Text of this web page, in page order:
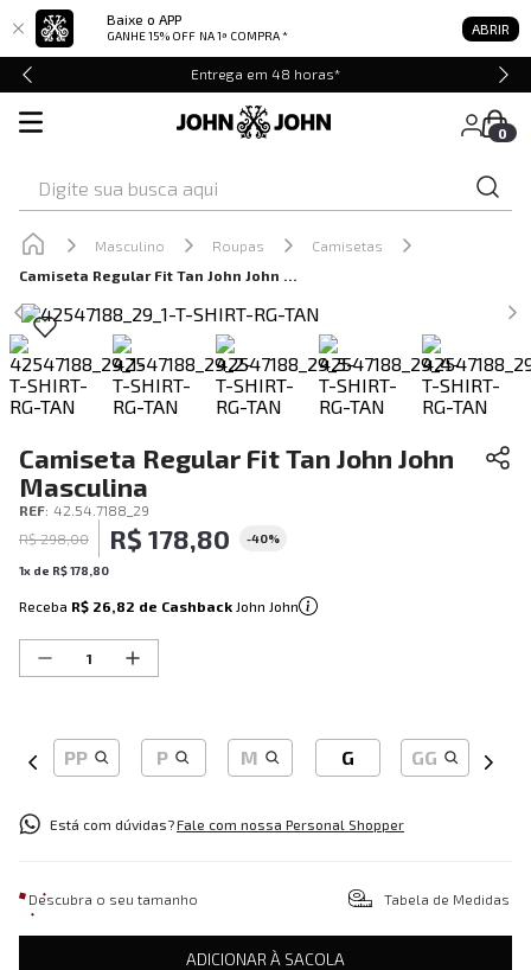
Baixe o APP
GANHE 15% OFF NA 1ª COMPRA * ABRIR
Entrega em 48 horas*
0
Masculino Roupas
Camisetas
Camiseta Regular Fit Tan John John Masculina
Camiseta Regular Fit Tan John John
Masculina
REF: 42.54.7188_29
R$ 298,00 R$ 178,80 -40%
1x de R$178 80
Receba R$ 26,82 de Cashback John John
PP P M G GG
Está com dúvidas?Fale com nossa Personal Shopper
Descubra o seu tamanho Tabela de Medidas
ADICIONAR À SACOLA